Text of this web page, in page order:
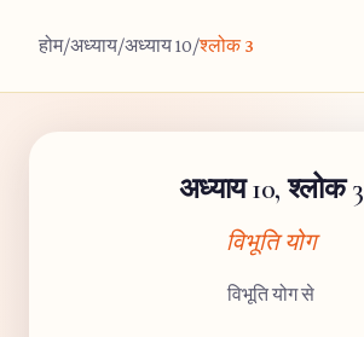
होम/अध्याय/अध्याय 10/श्लोक 3
अध्याय 10, श्लोक 3
विभूति योग
विभूति योग से